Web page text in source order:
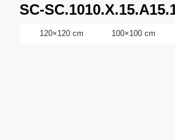
SC-
120×120 cm 100×100 cm